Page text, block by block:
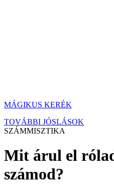
MÁGIKUS KERÉK
TOVÁBBI JÓSLÁSOK
SZÁMMISZTIKA
Mit árul el
számod?